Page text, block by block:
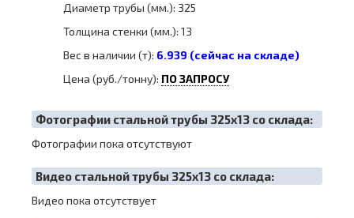
Диаметр трубы (мм.): 325
Толщина стенки (мм.): 13
Вес в наличии (т): 6.939 (сейчас на складе)
Цена (руб./тонну): ПО ЗАПРОСУ
Фотографии стальной трубы 325х13 со склада:
Фотографии пока отсутствуют
Видео стальной трубы 325х13 со склада:
Видео пока отсутствует